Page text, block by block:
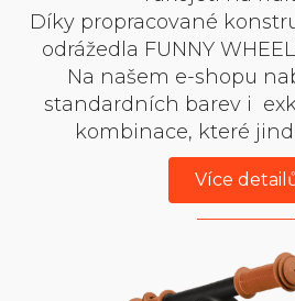
Díky propracované
odrážedla FUNNY
Na našem e-shopu
standardních barev i
kombinace, které
Více